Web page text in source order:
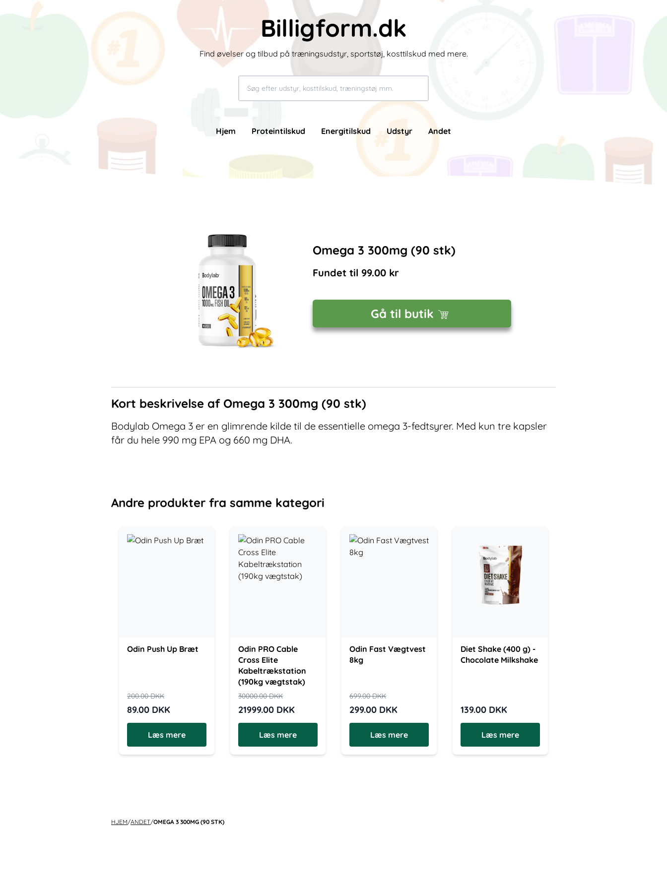
Billigform.dk
Find øvelser og tilbud på træningsudstyr, sportstøj, kosttilskud med mere.
Hjem Proteintilskud Energitilskud Udstyr Andet
Omega 3 300mg (90 stk)
Fundet til 99.00 kr
Gå til butik
Kort beskrivelse af Omega 3 300mg (90 stk)
Bodylab Omega 3 er en glimrende kilde til de essentielle omega 3-fedtsyrer. Med kun tre kapsler
får du hele 990 mg EPA og 660 mg DHA.
Andre produkter fra samme kategori
Odin Push Up Bræt
200.00DKK
89.00 DKK
Læs mere
Odin PRO Cable
Cross Elite
Kabeltrækstation
(190kg vægtstak)
30000.00DKK
21999.00 DKK
Læs mere
Odin Fast Vægtvest
8kg
699.00DKK
299.00 DKK
Læs mere
Diet Shake (400 g) -
Chocolate Milkshake
139.00 DKK
Læs mere
HJEM/ANDET/OMEGA 3 300MG (90 STK)